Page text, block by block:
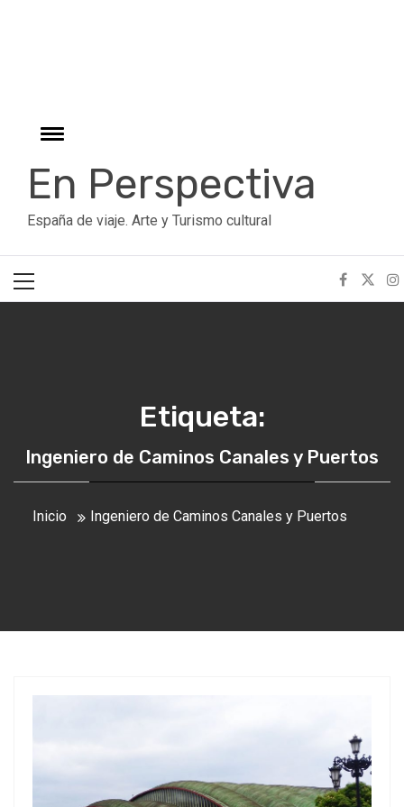
contenido
Cambiar
En Perspectiva
España de viaje. Arte y Turismo cultural
principal
Etiqueta:
Ingeniero de Caminos Canales y Puertos
Inicio Ingeniero de Caminos Canales y Puertos